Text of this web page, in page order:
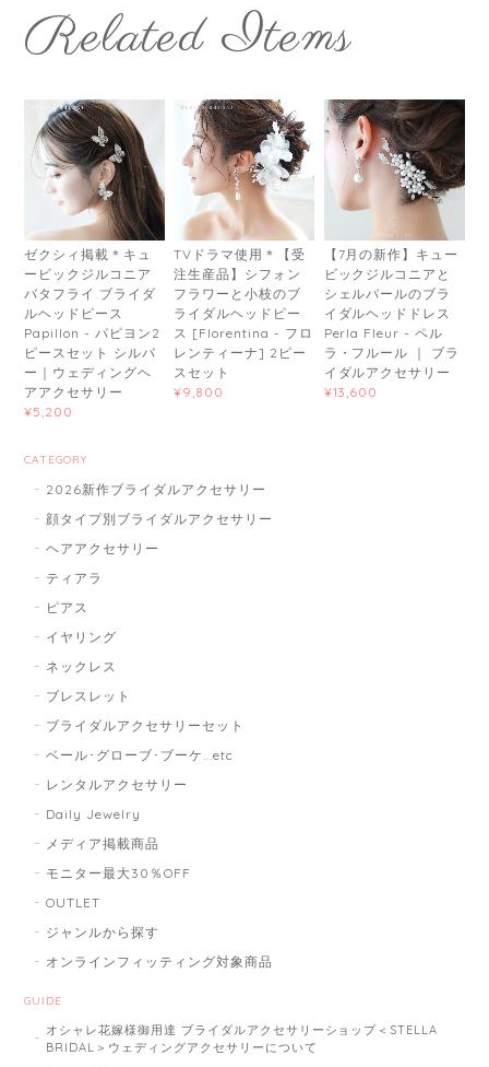
Related Items
ゼクシィ掲載＊キュ
ービックジルコニア
バタフライ ブライダ
ルヘッドピース
Papillon - パピヨン2
ピースセット シルバ
ー｜ウェディングヘ
アアクセサリー
¥5,200
TVドラマ使用＊【受
注生産品】シフォン
フラワーと小枝のブ
ライダルヘッドピー
ス [Florentina - フロ
レンティーナ] 2ピー
スセット
¥9,800
【7月の新作】キュー
ビックジルコニアと
シェルパールのブラ
イダルヘッドドレス
Perla Fleur - ペル
ラ・フルール ｜ ブラ
イダルアクセサリー
¥13,600
CATEGORY
2026新作ブライダルアクセサリー
顔タイプ別ブライダルアクセサリー
ヘアアクセサリー
ティアラ
ピアス
イヤリング
ネックレス
ブレスレット
ブライダルアクセサリーセット
ベール･グローブ･ブーケ...etc
レンタルアクセサリー
Daily Jewelry
メディア掲載商品
モニター最大30％OFF
OUTLET
ジャンルから探す
オンラインフィッティング対象商品
GUIDE
オシャレ花嫁様御用達 ブライダルアクセサリーショップ＜STELLA
BRIDAL＞ウェディングアクセサリーについて